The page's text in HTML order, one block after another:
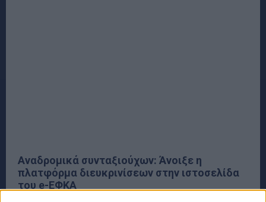
Αναδρομικά συνταξιούχων: Άνοιξε η
πλατφόρμα διευκρινίσεων στην ιστοσελίδα
του e-ΕΦΚΑ